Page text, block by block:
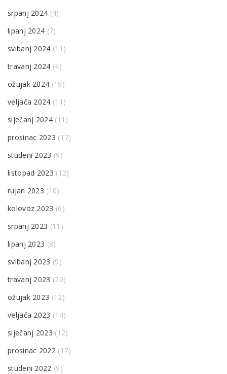
srpanj 2024 (4)
lipanj 2024 (7)
svibanj 2024 (11)
travanj 2024 (4)
ožujak 2024 (19)
veljača 2024 (11)
siječanj 2024(11)
prosinac 2023 (17)
studeni 2023 (9)
listopad 2023 (12)
rujan 2023 (10)
kolovoz 2023 (6)
srpanj 2023 (11)
lipanj 2023 (8)
svibanj 2023 (9)
travanj 2023 (20)
ožujak 2023 (12)
veljača 2023 (14)
siječanj 2023 (12)
prosinac 2022(17)
studeni 2022 (9)